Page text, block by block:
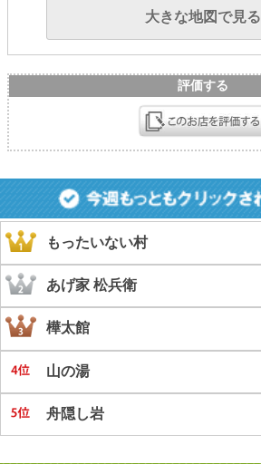
大きな地図で見る
評価する
もったいない村
あげ家 松兵衛
樺太館
山の湯
舟隠し岩